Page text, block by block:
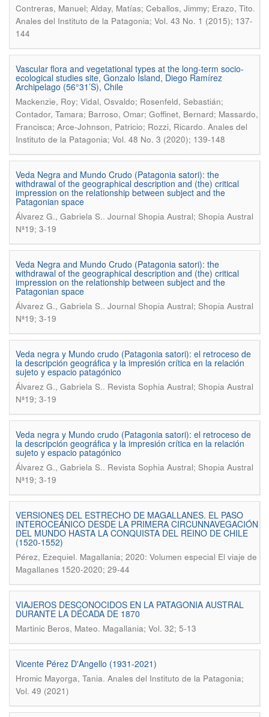
Contreras, Manuel; Alday, Matías; Ceballos, Jimmy; Erazo, Tito.
Anales del Instituto de la Patagonia; Vol. 43 No. 1 (2015); 137-
144
Vascular flora and vegetational types at the long-term socio-
ecological studies site, Gonzalo Island, Diego Ramírez
Archipelago (56°31’S), Chile
Mackenzie, Roy; Vidal, Osvaldo; Rosenfeld, Sebastián;
Contador, Tamara; Barroso, Omar; Goffinet, Bernard; Massardo,
Francisca; Arce-Johnson, Patricio; Rozzi, Ricardo. Anales del
Instituto de la Patagonia; Vol. 48 No. 3 (2020); 139-148
Veda Negra and Mundo Crudo (Patagonia satori): the
withdrawal of the geographical description and (the) critical
impression on the relationship between subject and the
Patagonian space
Álvarez G., Gabriela S.. Journal Shopia Austral; Shopia Austral
Nª19; 3-19
Veda Negra and Mundo Crudo (Patagonia satori): the
withdrawal of the geographical description and (the) critical
impression on the relationship between subject and the
Patagonian space
Álvarez G., Gabriela S.. Journal Shopia Austral; Shopia Austral
Nª19; 3-19
Veda negra y Mundo crudo (Patagonia satori): el retroceso de
la descripción geográfica y la impresión crítica en la relación
sujeto y espacio patagónico
Álvarez G., Gabriela S.. Revista Sophia Austral; Shopia Austral
Nª19; 3-19
Veda negra y Mundo crudo (Patagonia satori): el retroceso de
la descripción geográfica y la impresión crítica en la relación
sujeto y espacio patagónico
Álvarez G., Gabriela S.. Revista Sophia Austral; Shopia Austral
Nª19; 3-19
VERSIONES DEL ESTRECHO DE MAGALLANES. EL PASO
INTEROCEÁNICO DESDE LA PRIMERA CIRCUNNAVEGACIÓN
DEL MUNDO HASTA LA CONQUISTA DEL REINO DE CHILE
(1520-1552)
Pérez, Ezequiel. Magallania; 2020: Volumen especial El viaje de
Magallanes 1520-2020; 29-44
VIAJEROS DESCONOCIDOS EN LA PATAGONIA AUSTRAL
DURANTE LA DÉCADA DE 1870
Martinic Beros, Mateo. Magallania; Vol. 32; 5-13
Vicente Pérez D'Angello (1931-2021)
Hromic Mayorga, Tania. Anales del Instituto de la Patagonia;
Vol. 49 (2021)